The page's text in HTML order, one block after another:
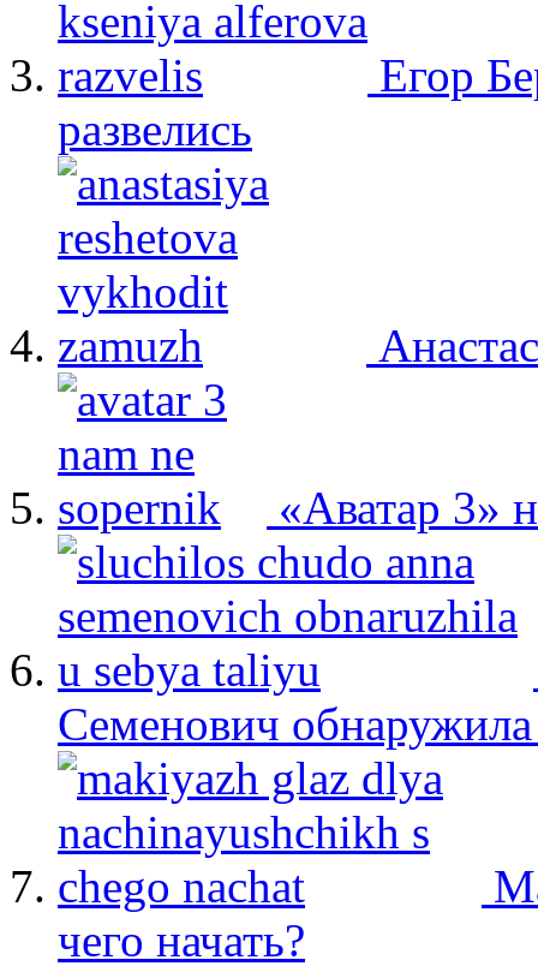
Егор
развелись
«Аватар 3»
Семенович
чего начать?